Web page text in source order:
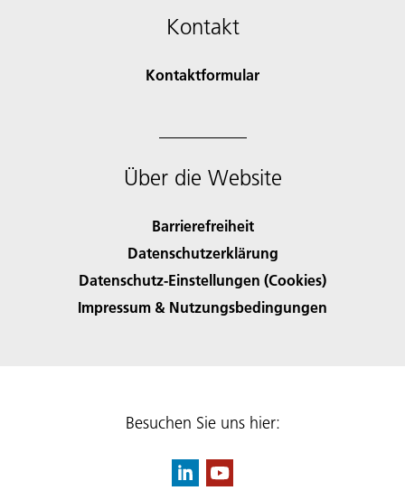
Kontakt
Kontaktformular
Über die Website
Barrierefreiheit
Datenschutzerklärung
Datenschutz-Einstellungen (Cookies)
Impressum & Nutzungsbedingungen
Besuchen Sie uns hier: